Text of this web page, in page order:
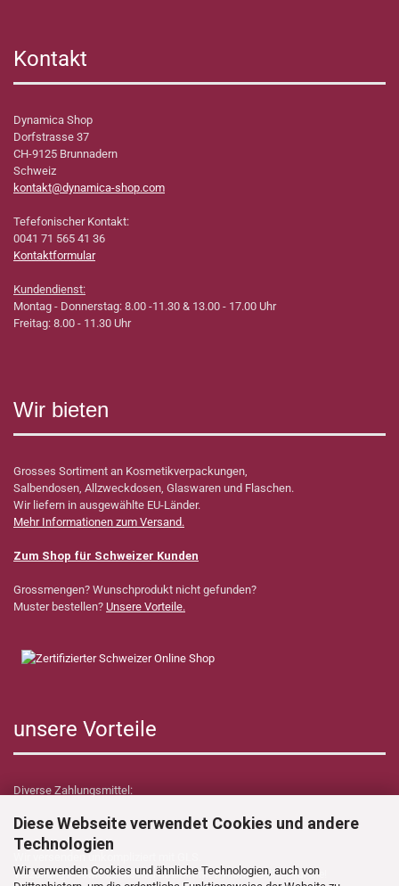
Diese Webseite verwendet Cookies und andere
Technologien
Wir verwenden Cookies und ähnliche Technologien, auch von
Kontakt
Dynamica Shop
Dorfstrasse 37
CH-9125 Brunnadern
Schweiz
kontakt@dynamica-shop.com
Tefefonischer Kontakt:
0041 71 565 41 36
Kontaktformular
Kundendienst:
Montag - Donnerstag: 8.00 -11.30 & 13.00 - 17.00 Uhr
Freitag: 8.00 - 11.30 Uhr
Wir bieten
Grosses Sortiment an Kosmetikverpackungen,
Salbendosen, Allzweckdosen, Glaswaren und Flaschen.
Wir liefern in ausgewählte EU-Länder.
Mehr Informationen zum Versand.
Zum Shop für Schweizer Kunden
Grossmengen? Wunschprodukt nicht gefunden?
Muster bestellen? Unsere Vorteile.
unsere Vorteile
Diverse Zahlungsmittel:
Wir versenden unkompliziert mit GLS.
Verzollungs- sowie Zollkosten übernimmt Dynamica Shop für Sie!